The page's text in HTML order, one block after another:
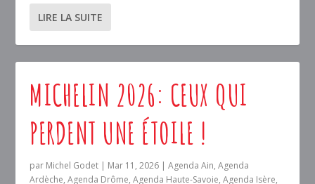
LIRE LA SUITE
MICHELIN 2026: CEUX QUI
PERDENT UNE ÉTOILE !
par Michel Godet | Mar 11, 2026 |Agenda Ain,Agenda
Ardèche,Agenda Drôme,Agenda Haute-Savoie,Agenda Isère,